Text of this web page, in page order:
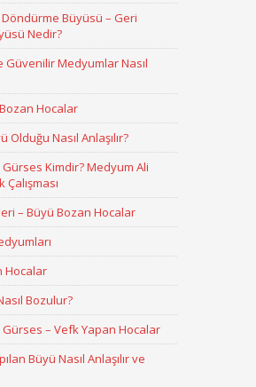
Büyüsü – Geri
Nedir?
Güvenilir Medyumlar Nasıl
Hocalar
Olduğu Nasıl Anlaşılır?
Kimdir? Medyum Ali
– Büyü Bozan Hocalar
Hocalar
Bozulur?
– Vefk Yapan Hocalar
Büyü Nasıl Anlaşılır ve